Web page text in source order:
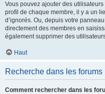
Vous pouvez ajouter des
profil de chaque membre, il y a un
d’ignorés. Ou, depuis votre
directement des membres en
également supprimer des
Haut
Recherche dans les forums
Comment rechercher dans les